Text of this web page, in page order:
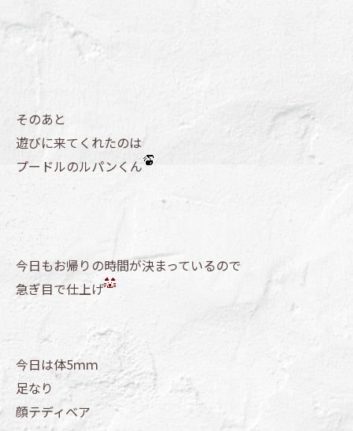
そのあと
遊びに来てくれたのは
プードルのルパンくん
今日もお帰りの時間が決まっているので
急ぎ目で仕上げ
今日は体5ｍｍ
足なり
顔テディベア